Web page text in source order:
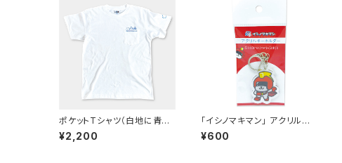
ポケットTシャツ（白地に青の
デザイン）
¥2,200
「イシノマキマン」 アクリルキ
ーホルダー（イシノマキマンS
UPER）
¥600